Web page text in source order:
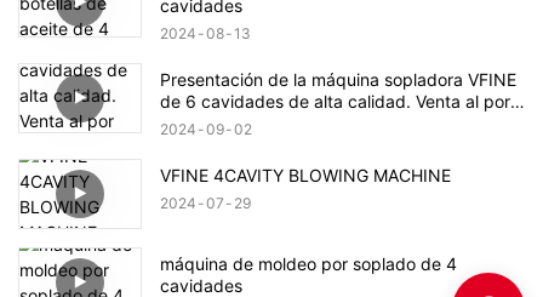
cavidades
2024 08 13
Presentación de la máquina sopladora VFINE
de 6 cavidades de alta calidad. Venta al por
mayor - Zhongshan Vfine Machinery Co., Ltd.
2024 09 02
VFINE 4CAVITY BLOWING MACHINE
2024 07 29
máquina de moldeo por soplado de 4
cavidades